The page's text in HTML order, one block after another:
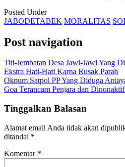
Posted Under
JABODETABEK MORALITAS
Post navigation
Titi-Jembatan Desa Jawi-Jawi Yang
Ekstra Hati-Hati Karna Rusak Parah
Oknum Satpol PP Yang Diduga
Goa Terancam Penjara dan
Tinggalkan Balasan
Alamat email Anda tidak akan
ditandai *
Komentar *